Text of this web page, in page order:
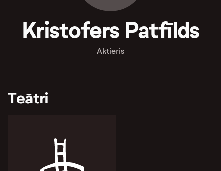
Kristofers Patfīlds
Aktieris
Teātri